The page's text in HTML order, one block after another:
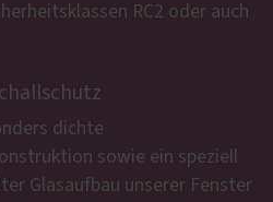
RC2 oder auch
dichte
sowie ein speziell
Glasaufbau unserer Fenster